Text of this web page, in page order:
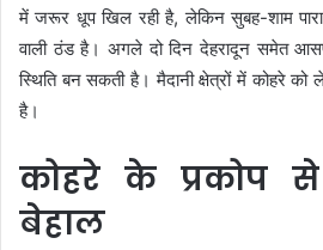
में जरूर धूप खिल रही है, लेकिन सुबह-शाम
वाली ठंड है। अगले दो दिन देहरादून समेत
स्थिति बन सकती है। मैदानी क्षेत्रों में कोहरे को
है।
कोहरे के प्रकोप से
बेहाल